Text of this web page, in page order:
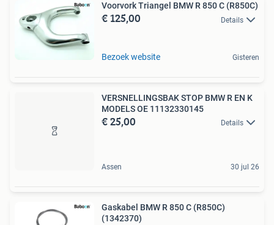
Voorvork Triangel BMW R 850 C (R850C)
€ 125,00 Details
Bezoek website Gisteren
VERSNELLINGSBAK STOP BMW R EN K
MODELS OE 11132330145
€ 25,00 Details
Assen 30 jul 26
Gaskabel BMW R 850 C (R850C)
(1342370)